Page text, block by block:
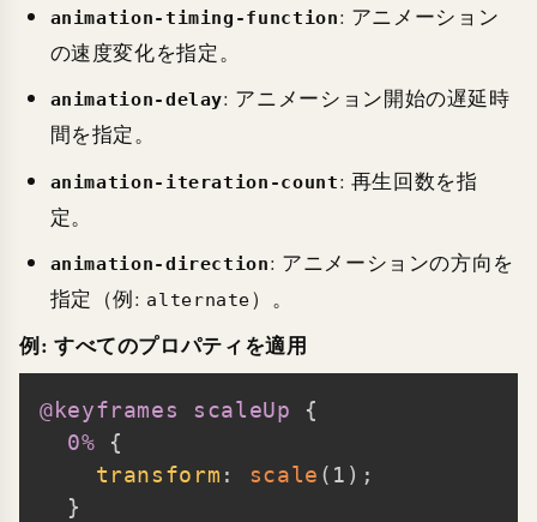
animation-timing-function: アニメーション
の速度変化を指定。
animation-delay: アニメーション開始の遅延時
間を指定。
animation-iteration-count: 再生回数を指
定。
animation-direction: アニメーションの方向を
指定（例: alternate）。
例: すべてのプロパティを適用
@keyframes scaleUp
{
0%
{
transform : scale ( 1 ) ;
}